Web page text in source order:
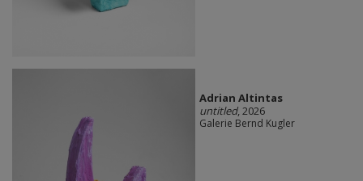
Adrian Altintas
untitled, 2026
Galerie Bernd Kugler